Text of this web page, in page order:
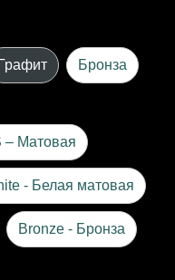
Графит Бронза
– Матовая
- Белая матовая
Bronze - Бронза